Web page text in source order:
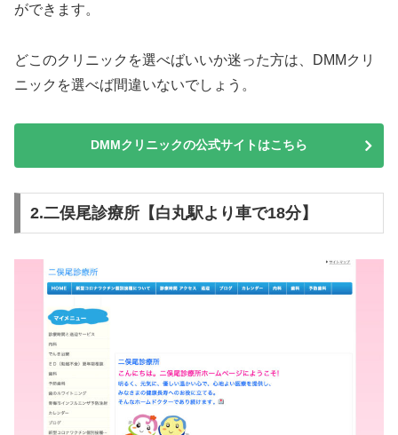
ができます。
どこのクリニックを選べばいいか迷った方は、DMMクリ
ニックを選べば間違いないでしょう。
DMMクリニックの公式サイトはこちら
2.二俣尾診療所【白丸駅より車で18分】